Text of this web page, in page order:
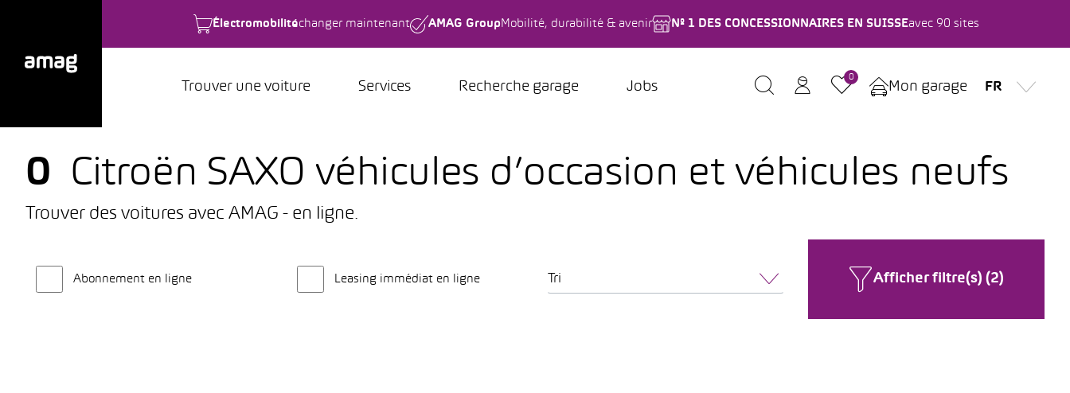
Électromobilitéchanger maintenant AMAG Group Mobilité, durabilité & avenir Nº 1 DES CONCESSIONNAIRES EN SUISSEavec 90 sites
Trouver une voiture Services Recherche garage Jobs
0
Mon garage FR
0 Citroën SAXO véhicules d’occasion et véhicules neufs
Trouver des voitures avec AMAG - en ligne.
Abonnement en ligne Leasing immédiat en ligne Tri Afficher filtre(s) (2)